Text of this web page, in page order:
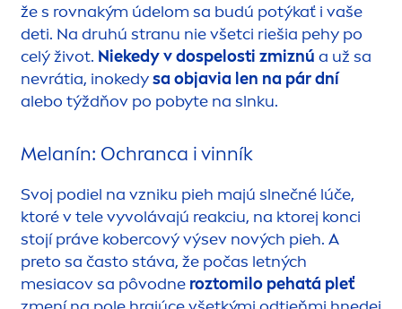
že s rovnakým údelom sa budú potýkať i vaše
deti. Na druhú stranu nie všetci riešia pehy po
celý život. Niekedy v dospelosti zmiznú a už sa
nevrátia, inokedysa objavia len na pár dní
alebo týždňov po pobyte na slnku.
Melanín: Ochranca i vinník
Svoj podiel na vzniku pieh majú slnečné lúče,
ktoré v tele vyvolávajú reakciu, na ktorej konci
stojí práve kobercový výsev nových pieh. A
preto sa často stáva, že počas letných
mesiacov sa pôvodne roztomilo pehatá pleť